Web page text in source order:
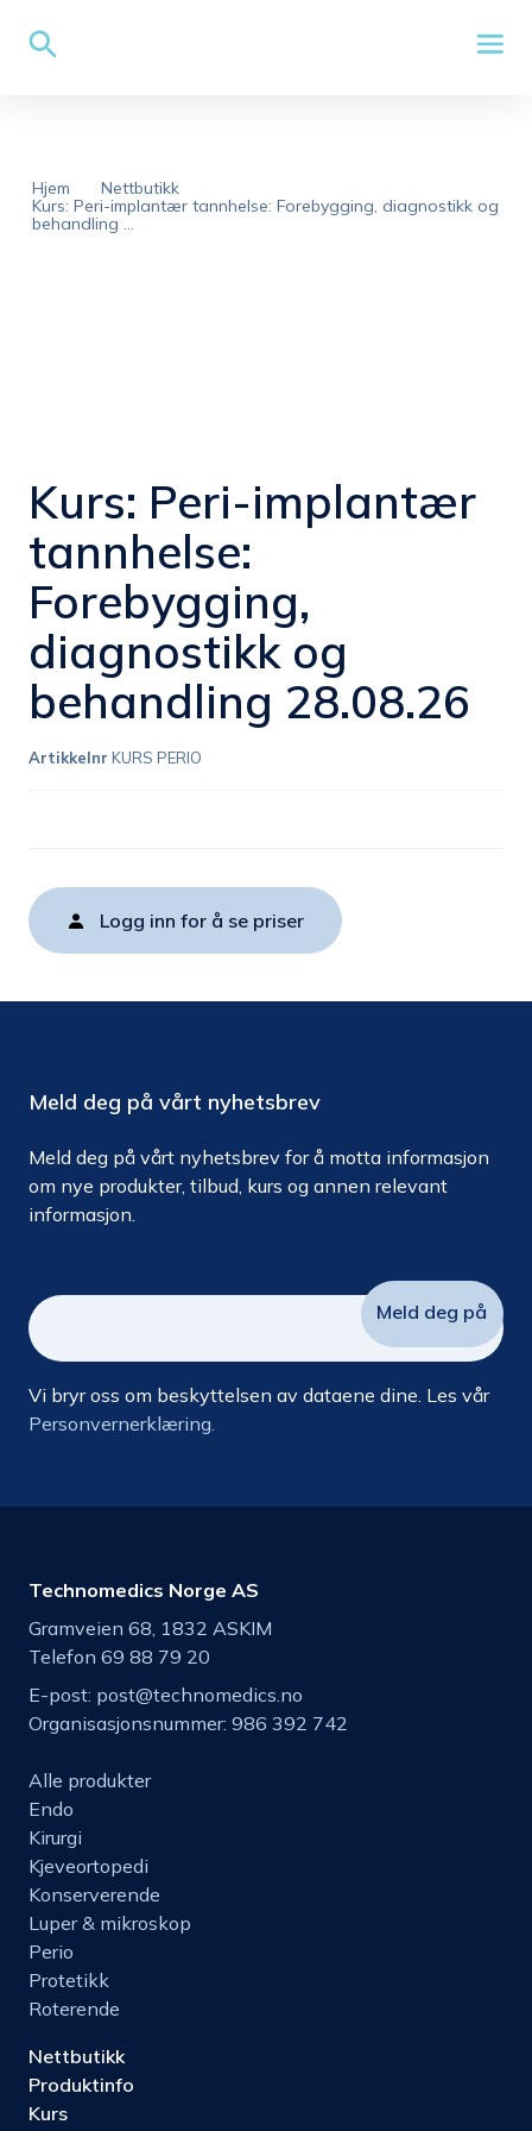
Hjem
Nettbutikk
Kurs: Peri-implantær tannhelse: Forebygging, diagnostikk og
behandling ...
Kurs: Peri-implantær
tannhelse:
Forebygging,
diagnostikk og
behandling 28.08.26
Artikkelnr KURS PERIO
Logg inn for å se priser
Meld deg på vårt nyhetsbrev
Meld deg på vårt nyhetsbrev for å motta informasjon
om nye produkter, tilbud, kurs og annen relevant
informasjon.
Vi bryr oss om beskyttelsen av dataene dine. Les vår
Personvernerklæring.
Technomedics Norge AS
Gramveien 68, 1832 ASKIM
Telefon 69 88 79 20
E-post: post@technomedics.no
Organisasjonsnummer: 986 392 742
Alle produkter
Endo
Kirurgi
Kjeveortopedi
Konserverende
Luper & mikroskop
Perio
Protetikk
Roterende
Nettbutikk
Produktinfo
Kurs